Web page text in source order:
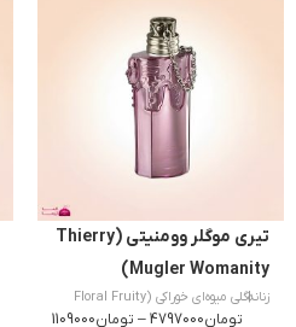
تیری موگلر وومنیتی (Thierry
Mugler Womanity)
زنانه
|
گلی میوه‌ای خوراکی (Floral Fruity
Gourmand)
تومان4797000
– تومان1109000